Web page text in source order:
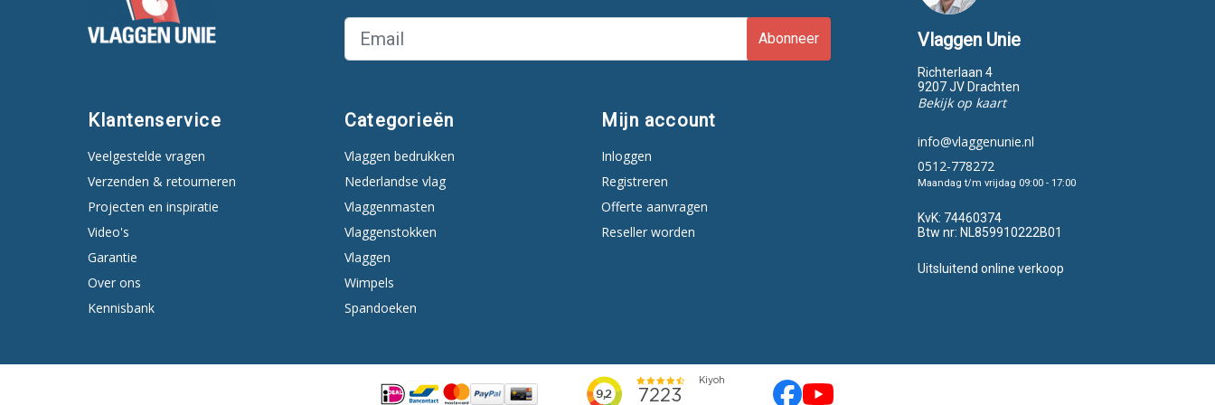
Abonneer
Klantenservice
Veelgestelde vragen
Verzenden & retourneren
Projecten en inspiratie
Video's
Garantie
Over ons
Kennisbank
Categorieën
Vlaggen bedrukken
Nederlandse vlag
Vlaggenmasten
Vlaggenstokken
Vlaggen
Wimpels
Spandoeken
Mijn account
Inloggen
Registreren
Offerte aanvragen
Reseller worden
Vlaggen Unie
Richterlaan 4
9207 JV Drachten
Bekijk op kaart
info@vlaggenunie.nl
0512-778272
Maandag t/m vrijdag 09:00 - 17:00
KvK: 74460374
Btw nr: NL859910222B01
Uitsluitend online verkoop